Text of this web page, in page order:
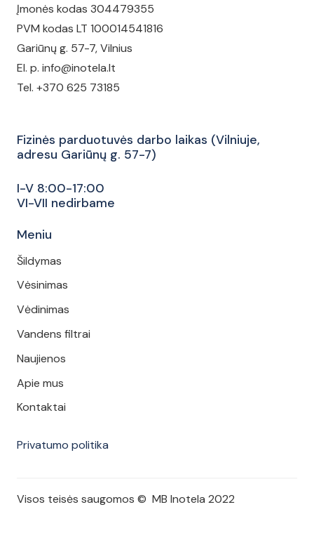
Įmonės kodas 304479355
PVM kodas LT 100014541816
Gariūnų g. 57-7, Vilnius
El. p. info@inotela.lt
Tel. +370 625 73185
Fizinės parduotuvės darbo laikas (Vilniuje,
adresu Gariūnų g. 57-7)
I-V 8:00-17:00
VI-VII nedirbame
Meniu
Šildymas
Vėsinimas
Vėdinimas
Vandens filtrai
Naujienos
Apie mus
Kontaktai
Privatumo politika
Visos teisės saugomos © MB Inotela 2022